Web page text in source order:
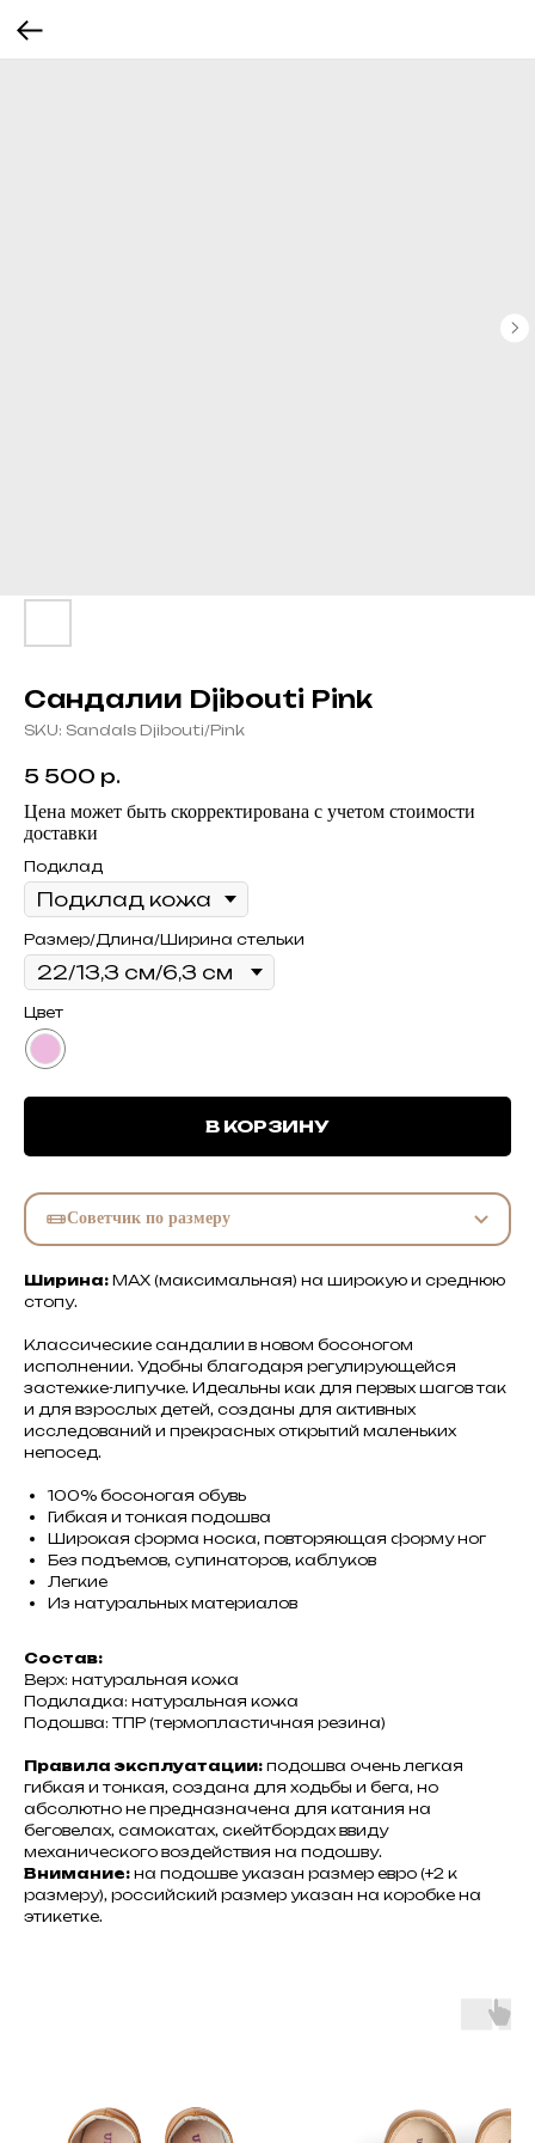
Сандалии Djibouti Pink
SKU: Sandals Djibouti/Pink
5 500 р.
Цена может быть скорректирована с учетом стоимости
доставки
Подклад
Размер/Длина/Ширина стельки
Цвет
В КОРЗИНУ
Советчик по размеру
Ширина: MAX (максимальная) на широкую и среднюю
стопу.
Классические сандалии в новом босоногом
исполнении. Удобны благодаря регулирующейся
застежке-липучке. Идеальны как для первых шагов так
и для взрослых детей, созданы для активных
исследований и прекрасных открытий маленьких
непосед.
100% босоногая обувь
Гибкая и тонкая подошва
Широкая форма носка, повторяющая форму ног
Без подъемов, супинаторов, каблуков
Легкие
Из натуральных материалов
Состав:
Верх: натуральная кожа
Подкладка: натуральная кожа
Подошва: ТПР (термопластичная резина)
Правила эксплуатации: подошва очень легкая
гибкая и тонкая, создана для ходьбы и бега, но
абсолютно не предназначена для катания на
беговелах, самокатах, скейтбордах ввиду
механического воздействия на подошву.
Внимание: на подошве указан размер евро (+2 к
размеру), российский размер указан на коробке на
этикетке.